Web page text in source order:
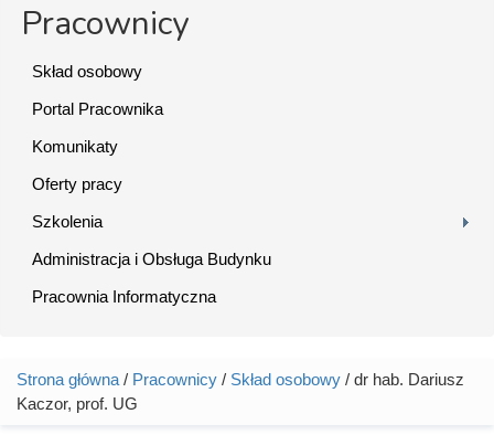
Pracownicy
Skład osobowy
Portal Pracownika
Komunikaty
Oferty pracy
Szkolenia
Administracja i Obsługa Budynku
Pracownia Informatyczna
Jesteś tutaj
Strona główna / Pracownicy / Skład osobowy / dr hab. Dariusz
Kaczor, prof. UG